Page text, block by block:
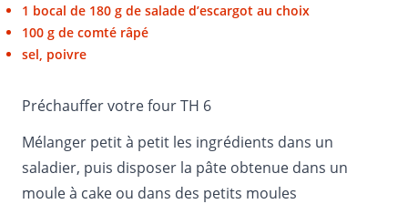
1 bocal de 180 g de salade d’escargot au choix
100 g de comté râpé
sel, poivre
Préchauffer votre four TH 6
Mélanger petit à petit les ingrédients dans un
saladier, puis disposer la pâte obtenue dans un
moule à cake ou dans des petits moules